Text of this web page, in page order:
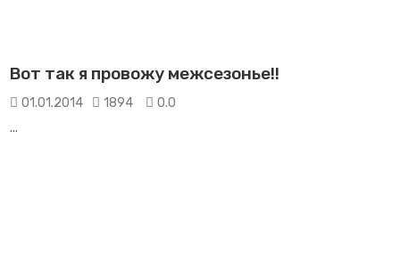
Вот так я провожу межсезонье!!
01.01.2014 1894
0.0
...